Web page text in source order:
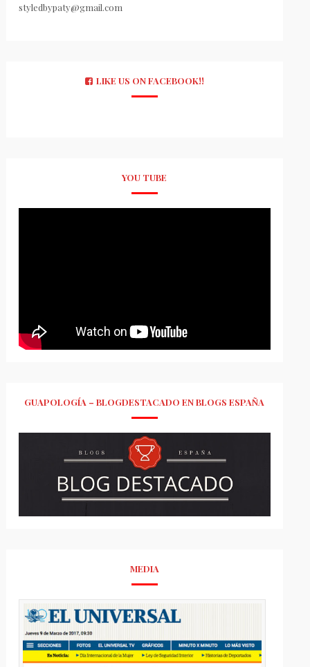
styledbypaty@gmail.com
LIKE US ON FACEBOOK!!
YOU TUBE
GUAPOLOGÍA – BLOGDESTACADO EN BLOGS ESPAÑA
MEDIA